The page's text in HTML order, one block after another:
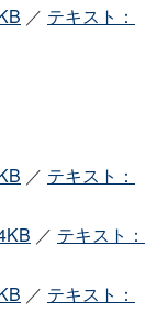
／ テキスト：
／ テキスト：
／ テキスト：
／ テキスト：